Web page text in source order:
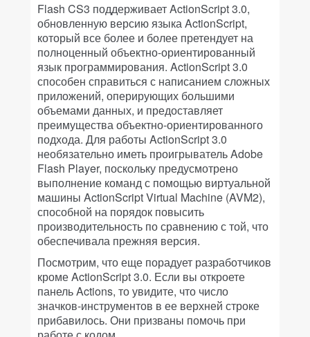
Flash CS3 поддерживает ActionScript 3.0,
обновленную версию языка ActionScript,
который все более и более претендует на
полноценный объектно-ориентированный
язык программирования. ActionScript 3.0
способен справиться с написанием сложных
приложений, оперирующих большими
объемами данных, и предоставляет
преимущества объектно-ориентированного
подхода. Для работы ActionScript 3.0
необязательно иметь проигрыватель Adobe
Flash Player, поскольку предусмотрено
выполнение команд с помощью виртуальной
машины ActionScript Virtual Machine (AVM2),
способной на порядок повысить
производительность по сравнению с той, что
обеспечивала прежняя версия.
Посмотрим, что еще порадует разработчиков
кроме ActionScript 3.0. Если вы откроете
панель Actions, то увидите, что число
значков-инструментов в ее верхней строке
прибавилось. Они призваны помочь при